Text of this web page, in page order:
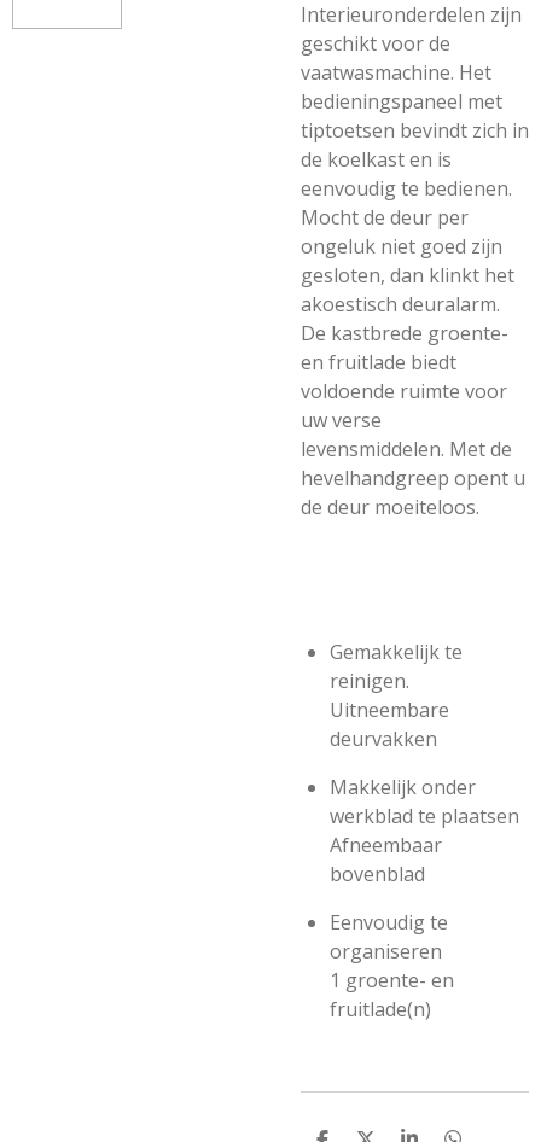
Interieuronderdelen zijn
geschikt voor de
vaatwasmachine. Het
bedieningspaneel met
tiptoetsen bevindt zich in
de koelkast en is
eenvoudig te bedienen.
Mocht de deur per
ongeluk niet goed zijn
gesloten, dan klinkt het
akoestisch deuralarm.
De kastbrede groente-
en fruitlade biedt
voldoende ruimte voor
uw verse
levensmiddelen. Met de
hevelhandgreep opent u
de deur moeiteloos.
Gemakkelijk te
reinigen.
Uitneembare
deurvakken
Makkelijk onder
werkblad te plaatsen
Afneembaar
bovenblad
Eenvoudig te
organiseren
1 groente- en
fruitlade(n)